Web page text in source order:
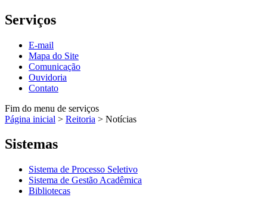
Serviços
E-mail
Mapa do Site
Comunicação
Ouvidoria
Contato
Fim do menu de serviços
Página inicial > Reitoria > Notícias
Sistemas
Sistema de Processo Seletivo
Sistema de Gestão Acadêmica
Bibliotecas